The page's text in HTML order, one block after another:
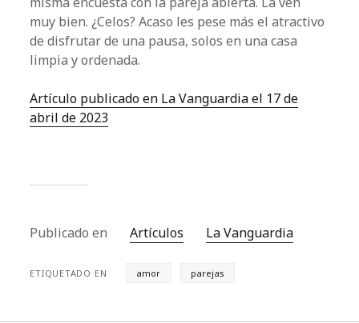
muy bien. ¿Celos? Acaso les pese más el atractivo
de disfrutar de una pausa, solos en una casa
limpia y ordenada.
Artículo publicado en La Vanguardia el 17 de
abril de 2023
Publicado en Artículos La Vanguardia
ETIQUETADO EN amor parejas